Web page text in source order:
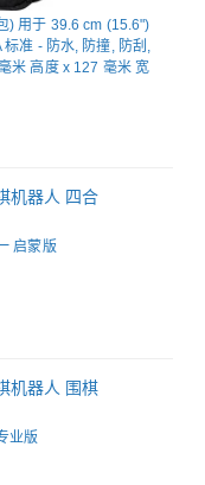
) 用于 39.6 cm (15.6")
准 - 防水, 防撞, 防刮,
米 高度 x 127 毫米 宽
启蒙版
业版